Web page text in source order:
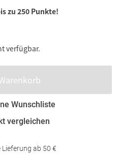
zu 250 Punkte!
verfügbar.
Wunschliste
vergleichen
Lieferung ab 50 €